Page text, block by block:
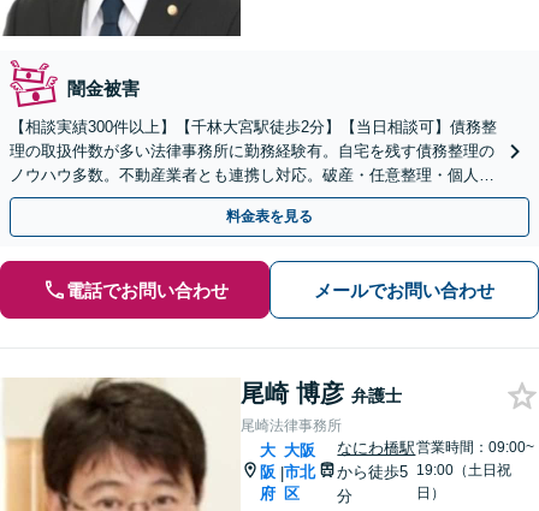
闇金被害
【相談実績300件以上】【千林大宮駅徒歩2分】【当日相談可】債務整
理の取扱件数が多い法律事務所に勤務経験有。自宅を残す債務整理の
ノウハウ多数。不動産業者とも連携し対応。破産・任意整理・個人再
生なら私にお任せください。法人破産にも対応。
料金表を見る
電話でお問い合わせ メールでお問い合わせ
尾崎 博彦 弁護士
尾崎法律事務所
大
阪
府
|
大阪
市北
区
なにわ橋駅
から徒歩5
分
営業時間：09:00~
19:00（土日祝
日）